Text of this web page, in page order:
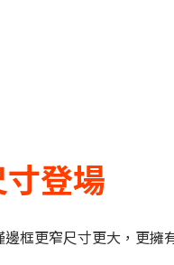
登場
框更窄尺寸更大，更擁